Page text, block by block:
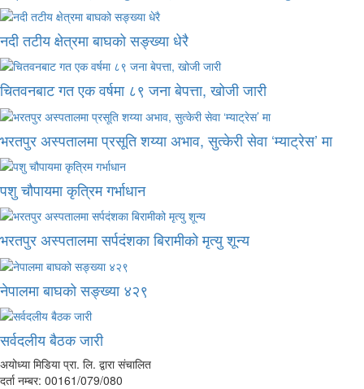
नदी तटीय क्षेत्रमा बाघको सङ्ख्या धेरै
चितवनबाट गत एक वर्षमा ८९ जना बेपत्ता, खोजी जारी
भरतपुर अस्पतालमा प्रसूति शय्या अभाव, सुत्केरी सेवा ‘म्याट्रेस’ मा
पशु चौपायमा कृत्रिम गर्भाधान
भरतपुर अस्पतालमा सर्पदंशका बिरामीको मृत्यु शून्य
नेपालमा बाघको सङ्ख्या ४२९
सर्वदलीय बैठक जारी
अयोध्या मिडिया प्रा. लि. द्वारा संचालित
दर्ता नम्बर: 00161/079/080